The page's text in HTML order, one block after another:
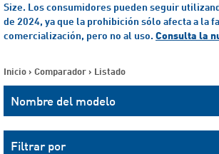
Size. Los consumidores pueden seguir
de 2024, ya que la prohibición sólo afecta a la
comercialización, pero no al uso. Consulta la
Inicio > Comparador > Listado
Nombre del modelo
Filtrar por